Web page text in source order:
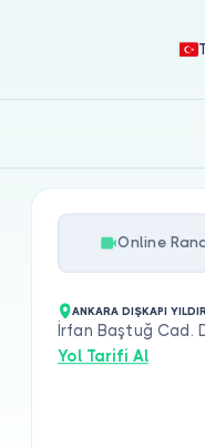
Online
ANKARA DIŞKAPI
İrfan Baştuğ Cad.
Yol Tarifi Al